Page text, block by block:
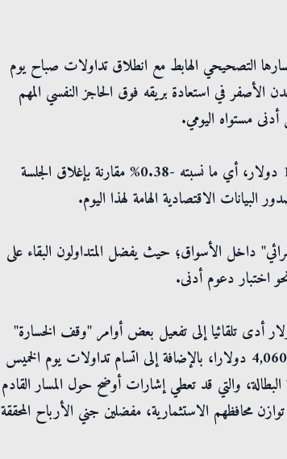
عقود الذهب الآجلة (تسليم شهر أغسطس لعام 2026) مسارها التصحيحي الهابط مع انطلاق تداولات صباح يوم
2026 ميلاديا، حيث فشل المعدن الأصفر في استعادة بريقه فوق الحاجز النفسي المهم
وسجلت الأونصة سعرا بلغ 4,066.95 دولار، محققة انخفاضا بقيمة -15.45 دولار، أي ما نسبته -0.38% مقارنة بإغلاق الجلسة
الاقتصادية الهامة لهذا اليوم.
داخل الأسواق؛ حيث يفضل المتداولون البقاء على
اختبار دعوم أدنى.
التراجع الصباحي المتصل إلى أن التخلي عن مستوى 4,100 دولار أدى تلقائيا إلى تفعيل بعض أوامر "وقف الخسارة"
(Stop-Loss) للمضاربين اللحظيين، مما سرع من وتيرة الهبوط نحو مستوى 4,060 دولارا، بالإضافة إلى اتسام تداولات يوم الخميس
البطالة، والتي قد تعطي إشارات أوضح حول المسار القادم
محافظهم الاستثمارية، مفضلين جني الأرباح المحققة